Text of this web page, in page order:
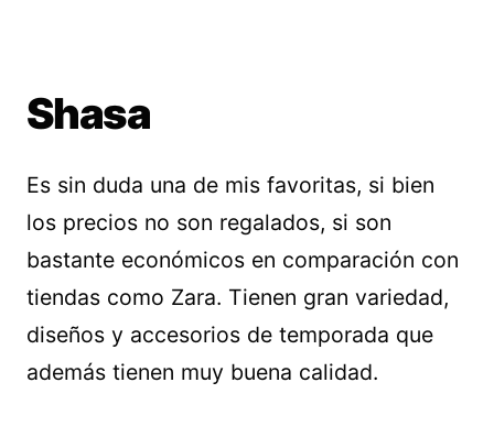
Shasa
Es sin duda una de mis favoritas, si bien
los precios no son regalados, si son
bastante económicos en comparación con
tiendas como Zara. Tienen gran variedad,
diseños y accesorios de temporada que
además tienen muy buena calidad.